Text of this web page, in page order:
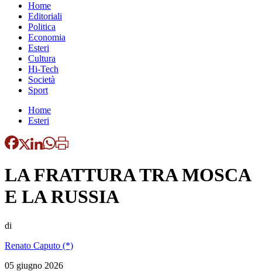
Home
Editoriali
Politica
Economia
Esteri
Cultura
Hi-Tech
Società
Sport
Home
Esteri
LA FRATTURA TRA MOSCA
E LA RUSSIA
di
Renato Caputo (*)
05 giugno 2026